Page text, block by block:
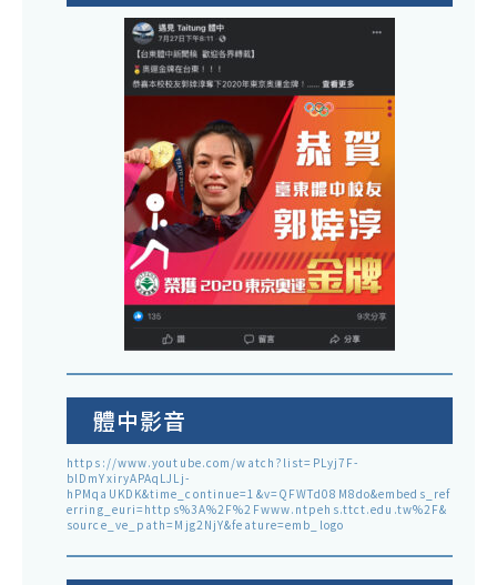
體中影音
https://www.youtube.com/watch?list=PLyj7F-
blDmYxiryAPAqLJLj-
hPMqaUKDK&time_continue=1&v=QFWTd08M8do&embeds_ref
erring_euri=https%3A%2F%2Fwww.ntpehs.ttct.edu.tw%2F&
source_ve_path=Mjg2NjY&feature=emb_logo